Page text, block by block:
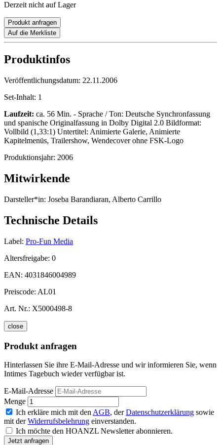
Derzeit nicht auf Lager
Produkt anfragen
Auf die Merkliste
Produktinfos
Veröffentlichungsdatum: 22.11.2006
Set-Inhalt: 1
Laufzeit: ca. 56 Min. - Sprache / Ton: Deutsche Synchronfassung
und spanische Originalfassung in Dolby Digital 2.0 Bildformat:
Vollbild (1,33:1) Untertitel: Animierte Galerie, Animierte
Kapitelmenüs, Trailershow, Wendecover ohne FSK-Logo
Produktionsjahr: 2006
Mitwirkende
Darsteller*in: Joseba Barandiaran, Alberto Carrillo
Technische Details
Label: Pro-Fun Media
Altersfreigabe: 0
EAN: 4031846004989
Preiscode: AL01
Art. Nr.: X5000498-8
close
Produkt anfragen
Hinterlassen Sie ihre E-Mail-Adresse und wir informieren Sie, wenn
Intimes Tagebuch wieder verfügbar ist.
E-Mail-Adresse
Menge
Ich erkläre mich mit den AGB, derDatenschutzerklärung sowie
mit derWiderrufsbelehrung einverstanden.
Ich möchte den HOANZL Newsletter abonnieren.